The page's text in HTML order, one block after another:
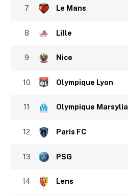
7 Le Mans
8 Lille
9 Nice
10 Olympique Lyon
11 Olympique Marsylia
12 Paris FC
13 PSG
14 Lens